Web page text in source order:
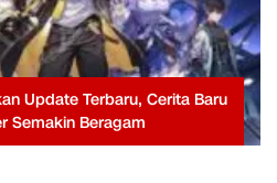
Update Terbaru, Cerita Baru
Semakin Beragam